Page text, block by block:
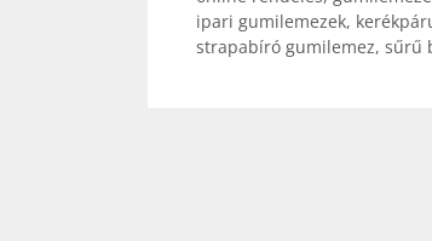
ipari gumilemezek,
strapabíró gumilemez, sűrű